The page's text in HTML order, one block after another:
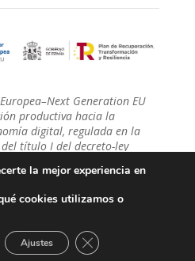
Generation EU
productiva hacia la
digital, regulada en la
título I del decreto-ley
S.L.
la mejor experiencia en
cookies utilizamos o
Ajustes Cerrar el banner de